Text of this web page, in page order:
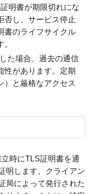
明書が期限切れにな
否し、サービス停止
書のライフサイクル
た場合、過去の通信
性があります。定期
）と厳格なアクセス
時にTLS証明書を通
明します。クライアン
局によって発行された